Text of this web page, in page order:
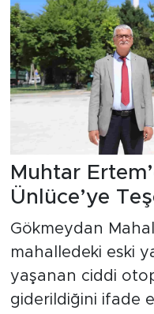
Muhtar
Ünlüce’ye
Gökmeydan
mahalledeki eski
yaşanan ciddi
giderildiğini ifade